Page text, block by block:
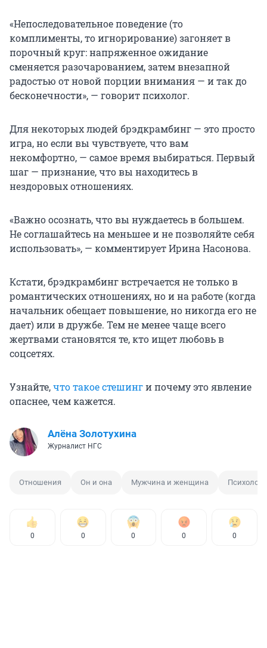
«Непоследовательное поведение (то
комплименты, то игнорирование) загоняет в
порочный круг: напряженное ожидание
сменяется разочарованием, затем внезапной
радостью от новой порции внимания — и так до
бесконечности», — говорит психолог.
Для некоторых людей брэдкрамбинг — это просто
игра, но если вы чувствуете, что вам
некомфортно, — самое время выбираться. Первый
шаг — признание, что вы находитесь в
нездоровых отношениях.
«Важно осознать, что вы нуждаетесь в большем.
Не соглашайтесь на меньшее и не позволяйте себя
использовать», — комментирует Ирина Насонова.
Кстати, брэдкрамбинг встречается не только в
романтических отношениях, но и на работе (когда
начальник обещает повышение, но никогда его не
дает) или в дружбе. Тем не менее чаще всего
жертвами становятся те, кто ищет любовь в
соцсетях.
Узнайте,что такое стешинги почему это явление
опаснее, чем кажется.
Алёна Золотухина
Журналист НГС
Отношения Он и она Мужчина и женщина
0 0 0 0 0